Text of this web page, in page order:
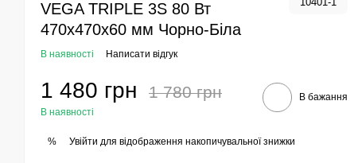
VEGA TRIPLE 3S 80 Вт
470х470х60 мм Чорно-Біла
В наявності Написати відгук
1 480 грн 1 780 грн
В наявності
В бажання
% Увійти для відображення накопичувальної знижки